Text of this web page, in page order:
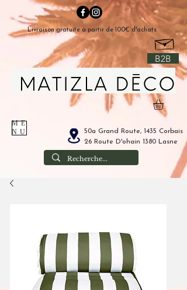
B2B
50a Grand Route, 1435 Corbais
26 Route D'ohain 1380 Lasne
ME
NU
Livraison gratuite à partir de 100€ d'achats